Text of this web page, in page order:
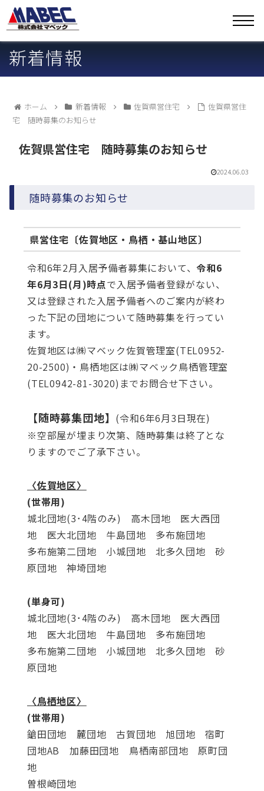
新着情報
ホーム 新着情報 佐賀県営住宅
佐賀県営住
宅 随時募集のお知らせ
佐賀県営住宅 随時募集のお知らせ
2024.06.03
随時募集のお知らせ
県営住宅〔佐賀地区・鳥栖・基山地区〕
令和6年2月入居予備者募集において、令和6
年6月3日(月)時点で入居予備者登録がない、
又は登録された入居予備者へのご案内が終わ
った下記の団地について随時募集を行ってい
ます。
佐賀地区は㈱マベック佐賀管理室(TEL0952-
20-2500)・鳥栖地区は㈱マベック鳥栖管理室
(TEL0942-81-3020)までお問合せ下さい。
【随時募集団地】 (令和6年6月3日現在)
※空部屋が埋まり次第、随時募集は終了とな
りますのでご了承下さい。
〈佐賀地区〉
(世帯用)
城北団地(3･4階のみ) 高木団地 医大西団
地 医大北団地 牛島団地 多布施団地
多布施第二団地 小城団地 北多久団地 砂
原団地 神埼団地
(単身可)
城北団地(3･4階のみ) 高木団地 医大西団
地 医大北団地 牛島団地 多布施団地
多布施第二団地 小城団地 北多久団地 砂
原団地
〈鳥栖地区〉
(世帯用)
鎗田団地 麓団地 古賀団地 旭団地 宿町
団地AB 加藤田団地 鳥栖南部団地 原町団
地
曽根崎団地